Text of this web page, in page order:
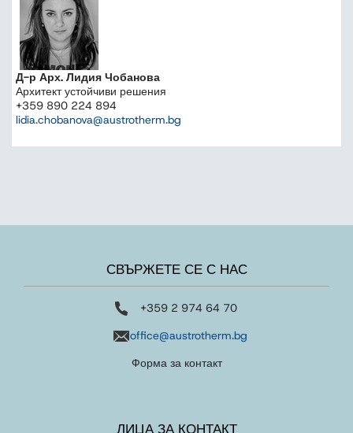
Д-р Арх. Лидия Чобанова
Архитект устойчиви решения
+359 890 224 894
lidia.chobanova@austrotherm.bg
СВЪРЖЕТЕ СЕ С НАС
+359 2 974 64 70
office@austrotherm.bg
Форма за контакт
ЛИЦА ЗА КОНТАКТ